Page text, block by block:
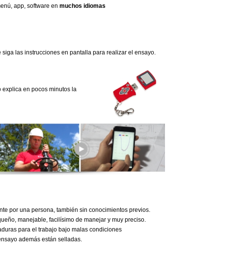
app, software en muchos idiomas
las instrucciones en pantalla para realizar el ensayo.
en pocos minutos la
por una persona, también sin conocimientos previos.
manejable, facilísimo de manejar y muy preciso.
para el trabajo bajo malas condiciones
además están selladas.